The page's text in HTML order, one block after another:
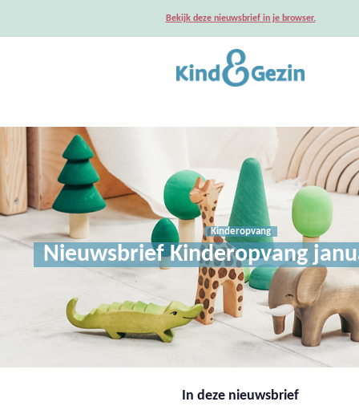
Bekijk deze nieuwsbrief in je browser.
Kinderopvang
Nieuwsbrief Kinderopvang
In deze nieuwsbrief